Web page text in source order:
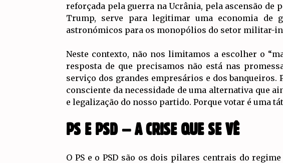
reforçada pela guerra na Ucrânia, pela ascensão
Trump, serve para legitimar uma economia de
astronómicos para os monopólios do setor militar-
Neste contexto, não nos limitamos a escolher o
resposta de que precisamos não está nas
serviço dos grandes empresários e dos banqueiros.
consciente da necessidade de uma alternativa que
e legalização do nosso partido. Porque votar é uma
PS E PSD – A CRISE QUE SE VÊ
O PS e o PSD são os dois pilares centrais do